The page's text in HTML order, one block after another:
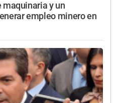
maquinaria y un
empleo minero en